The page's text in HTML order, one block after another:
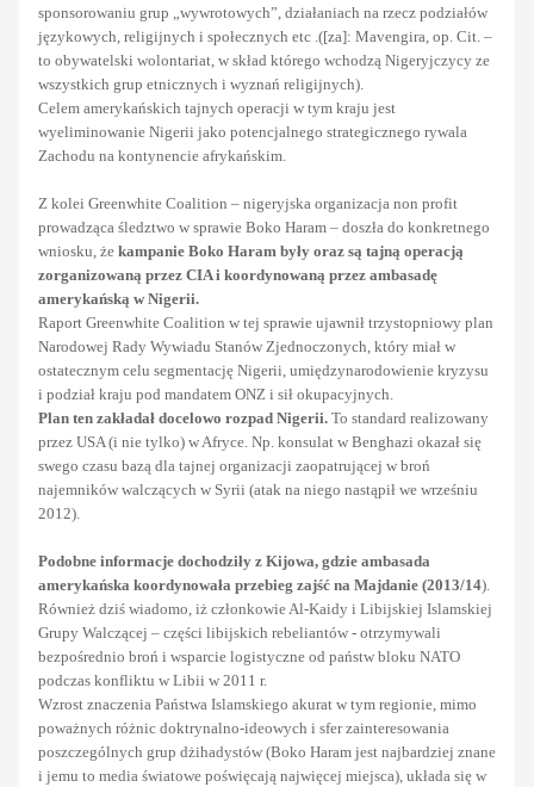
sponsorowaniu grup „wywrotowych”, działaniach na rzecz podziałów
językowych, religijnych i społecznych etc .([za]: Mavengira, op. Cit. –
to obywatelski wolontariat, w skład którego wchodzą Nigeryjczycy ze
wszystkich grup etnicznych i wyznań religijnych).
Celem amerykańskich tajnych operacji w tym kraju jest
wyeliminowanie Nigerii jako potencjalnego strategicznego rywala
Zachodu na kontynencie afrykańskim.
Z kolei Greenwhite Coalition – nigeryjska organizacja non profit
prowadząca śledztwo w sprawie Boko Haram – doszła do konkretnego
wniosku, że kampanie Boko Haram były oraz są tajną operacją
zorganizowaną przez CIA i koordynowaną przez ambasadę
amerykańską w Nigerii.
Raport Greenwhite Coalition w tej sprawie ujawnił trzystopniowy plan
Narodowej Rady Wywiadu Stanów Zjednoczonych, który miał w
ostatecznym celu segmentację Nigerii, umiędzynarodowienie kryzysu
i podział kraju pod mandatem ONZ i sił okupacyjnych.
Plan ten zakładał docelowo rozpad Nigerii. To standard realizowany
przez USA (i nie tylko) w Afryce. Np. konsulat w Benghazi okazał się
swego czasu bazą dla tajnej organizacji zaopatrującej w broń
najemników walczących w Syrii (atak na niego nastąpił we wrześniu
2012).
Podobne informacje dochodziły z Kijowa, gdzie ambasada
amerykańska koordynowała przebieg zajść na Majdanie (2013/14).
Również dziś wiadomo, iż członkowie Al-Kaidy i Libijskiej Islamskiej
Grupy Walczącej – części libijskich rebeliantów - otrzymywali
bezpośrednio broń i wsparcie logistyczne od państw bloku NATO
podczas konfliktu w Libii w 2011 r.
Wzrost znaczenia Państwa Islamskiego akurat w tym regionie, mimo
poważnych różnic doktrynalno-ideowych i sfer zainteresowania
poszczególnych grup dżihadystów (Boko Haram jest najbardziej znane
i jemu to media światowe poświęcają najwięcej miejsca), układa się w